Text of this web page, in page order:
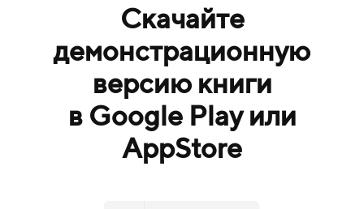
Скачайте
демонстрационную
версию книги
в Google Play или
AppStore